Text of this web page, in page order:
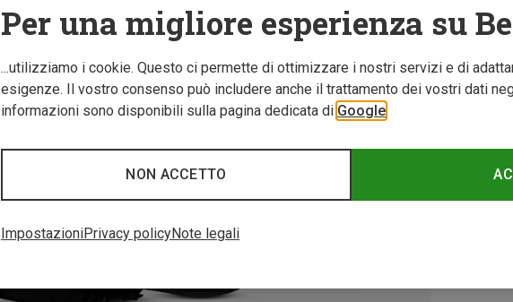
Per una migliore esperienza su
...utilizziamo i cookie. Questo ci permette di ottimizzare i nostri servizi e di
esigenze. Il vostro consenso può includere anche il trattamento dei vostri dati
informazioni sono disponibili sulla pagina dedicata di Google
NON ACCETTO
ImpostazioniPrivacy policyNote legali